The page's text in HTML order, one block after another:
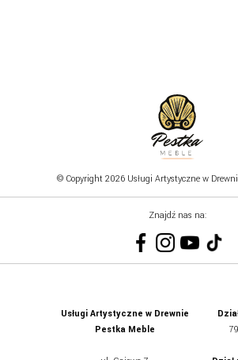
© Copyright 2026 Usługi Artystyczne w
Znajdź nas na:
Usługi Artystyczne w Drewnie
Pestka Meble